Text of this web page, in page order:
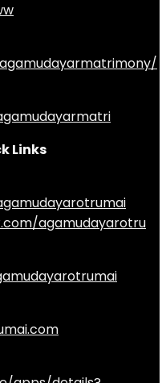
Links
agamudayarotru